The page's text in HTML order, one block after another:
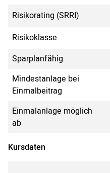
Risikorating (SRRI)
Risikoklasse
Sparplanfähig
Mindestanlage bei
Einmalbeitrag
Einmalanlage möglich
ab
Kursdaten